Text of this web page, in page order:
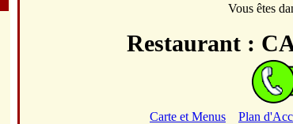
Vous êtes
Restaurant :
Carte et Menus Plan